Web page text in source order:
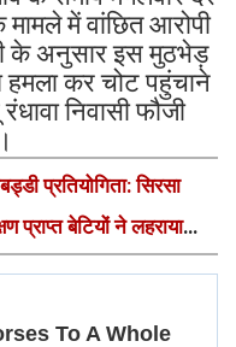
में वांछित आरोपी
के अनुसार इस मुठभेड़
हमला कर चोट पहुंचाने
निवासी फौजी
प्रतियोगिता: सिरसा
बेटियों ने लहराया